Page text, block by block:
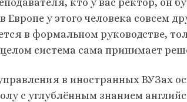
кто у вас ректор, он
Европе у этого человека совсем
в формальном руководстве,
система сама принимает
в иностранных ВУЗах
с углублённым знанием